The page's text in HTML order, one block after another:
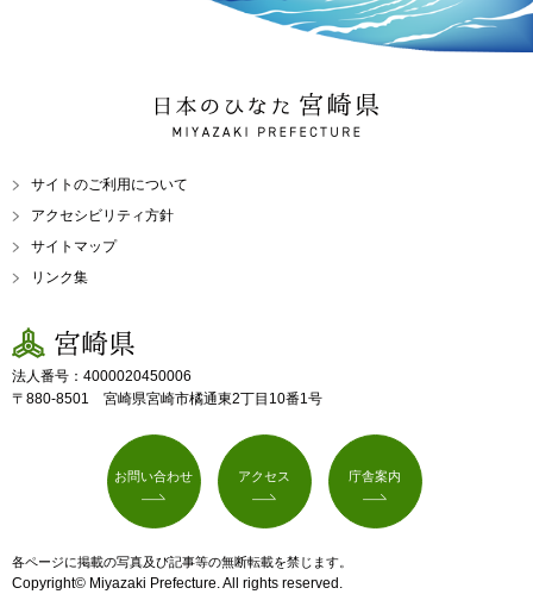
日本のひなた 宮崎県
MIYAZAKI PREFECTURE
サイトのご利用について
アクセシビリティ方針
サイトマップ
リンク集
宮崎県
法人番号：4000020450006
〒880-8501 宮崎県宮崎市橘通東2丁目10番1号
お問い合わせ アクセス 庁舎案内
各ページに掲載の写真及び記事等の無断転載を禁じます。
Copyright© Miyazaki Prefecture. All rights reserved.